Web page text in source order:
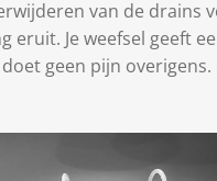
van de drains
eruit. Je weefsel geeft
geen pijn overigens.